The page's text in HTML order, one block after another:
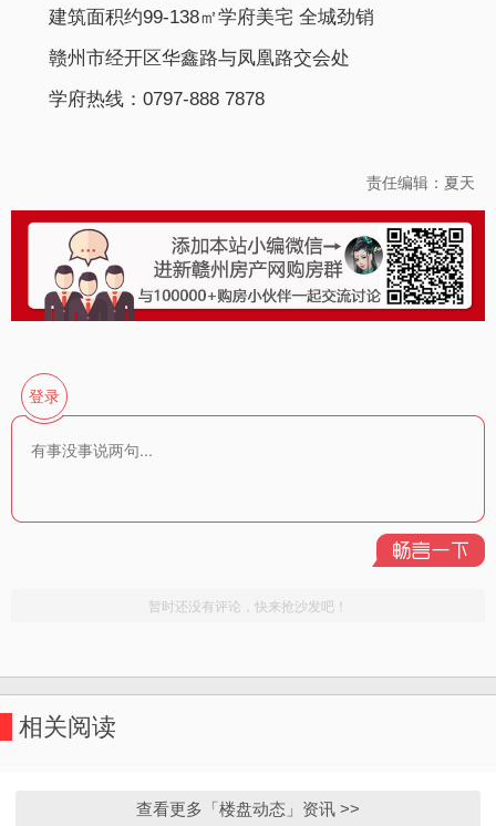
建筑面积约99-138㎡学府美宅 全城劲销
赣州市经开区华鑫路与凤凰路交会处
学府热线：0797-888 7878
责任编辑：夏天
相关阅读
查看更多「楼盘动态」资讯 >>